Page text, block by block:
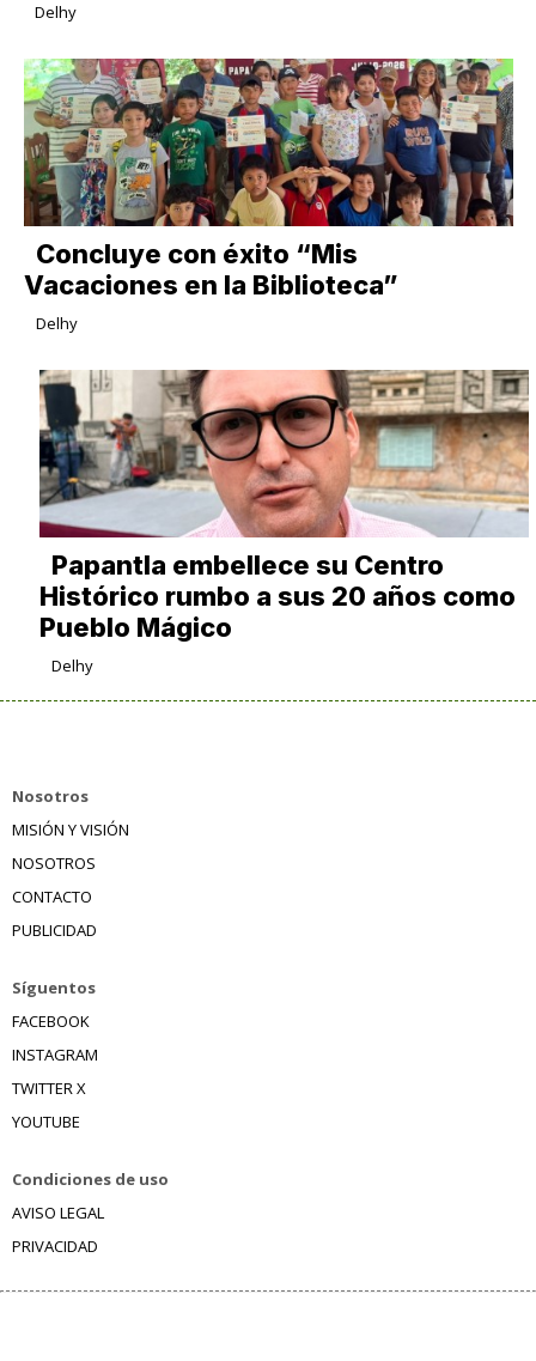
Delhy
Concluye con éxito “Mis
Vacaciones en la Biblioteca”
Delhy
Papantla embellece su Centro
Histórico rumbo a sus 20 años como
Pueblo Mágico
Delhy
Nosotros
MISIÓN Y VISIÓN
NOSOTROS
CONTACTO
PUBLICIDAD
Síguentos
FACEBOOK
INSTAGRAM
TWITTER X
YOUTUBE
Condiciones de uso
AVISO LEGAL
PRIVACIDAD